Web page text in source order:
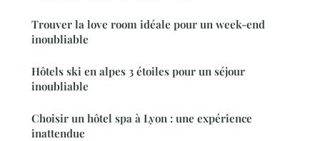
Trouver la love room idéale pour un week-end
inoubliable
Hôtels ski en alpes 3 étoiles pour un séjour
inoubliable
Choisir un hôtel spa à Lyon : une expérience
inattendue